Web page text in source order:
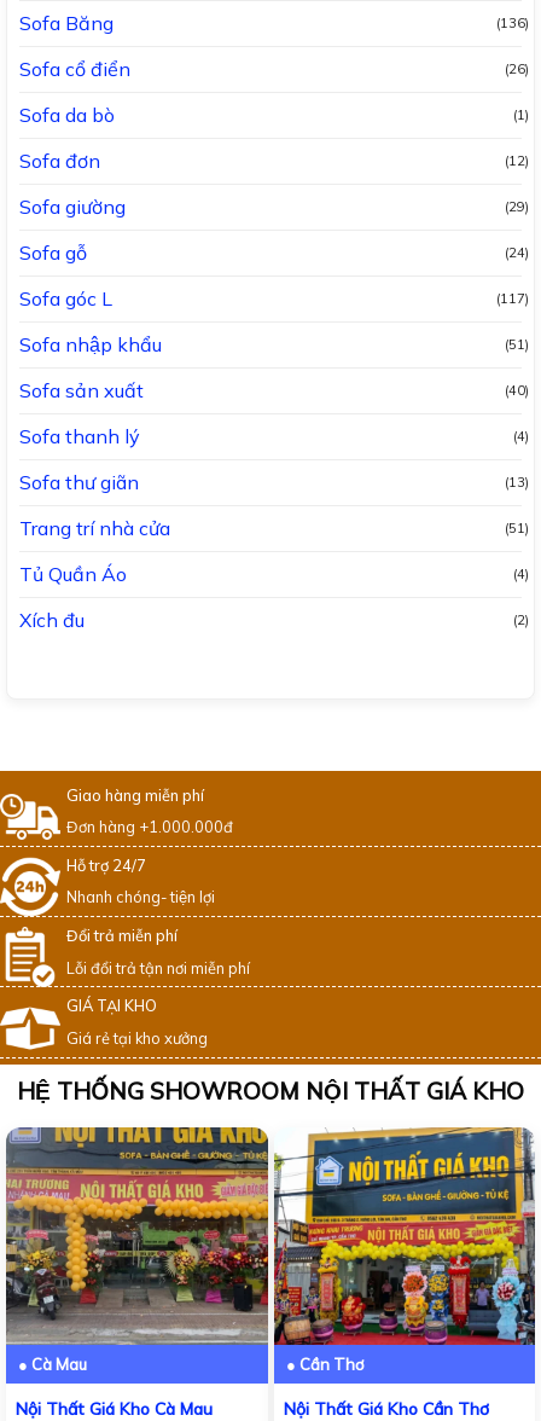
Sofa Băng (136)
Sofa cổ điển (26)
Sofa da bò (1)
Sofa đơn (12)
Sofa giường (29)
Sofa gỗ (24)
Sofa góc L (117)
Sofa nhập khẩu (51)
Sofa sản xuất (40)
Sofa thanh lý (4)
Sofa thư giãn (13)
Trang trí nhà cửa (51)
Tủ Quần Áo (4)
Xích đu (2)
Giao hàng miễn phí
Đơn hàng +1.000.000đ
Hỗ trợ 24/7
Nhanh chóng- tiện lợi
Đổi trả miễn phí
Lỗi đổi trả tận nơi miễn phí
GIÁ TẠI KHO
Giá rẻ tại kho xưởng
HỆ THỐNG SHOWROOM NỘI THẤT GIÁ KHO
● Cà Mau
Nội Thất Giá Kho Cà Mau
● Cần Thơ
Nội Thất Giá Kho Cần Thơ